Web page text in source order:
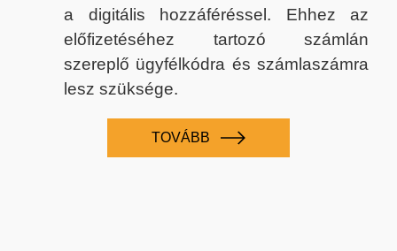
a digitális hozzáféréssel. Ehhez az
előfizetéséhez tartozó számlán
szereplő ügyfélkódra és számlaszámra
lesz szüksége.
TOVÁBB